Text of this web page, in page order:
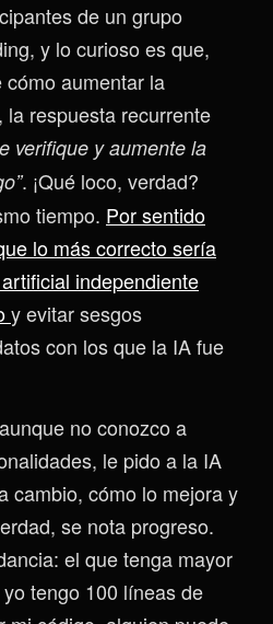
de un grupo
y lo curioso es que,
aumentar la
respuesta recurrente
verifique y aumente la
. ¡Qué loco, verdad?
tiempo. Por sentido
lo más correcto sería
independiente
y evitar sesgos
con los que la IA fue
no conozco a
le pido a la IA
cambio, cómo lo mejora y
se nota progreso.
el que tenga mayor
tengo 100 líneas de